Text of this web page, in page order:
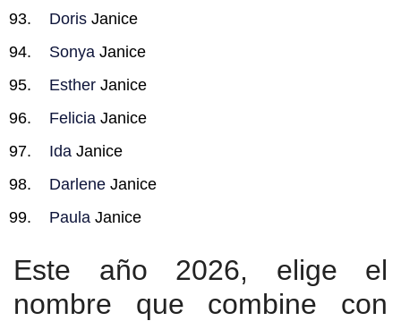
Doris Janice
Sonya Janice
Esther Janice
Felicia Janice
Ida Janice
Darlene Janice
Paula Janice
Este año 2026, elige el
nombre que combine con